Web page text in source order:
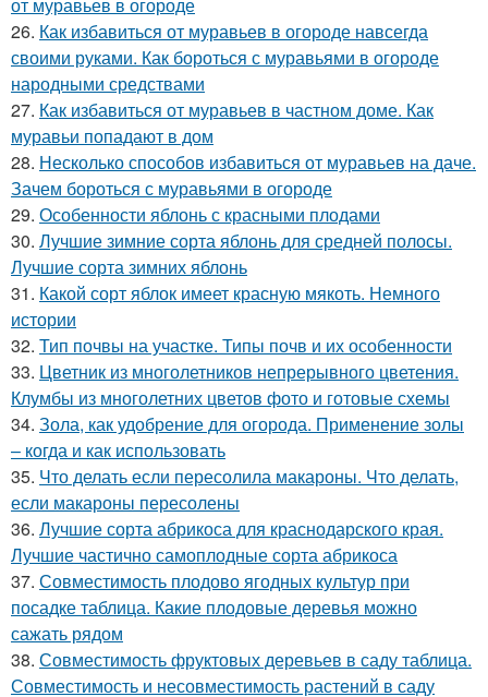
26. Как избавиться от муравьев в огороде навсегда
своими руками. Как бороться с муравьями в огороде
народными средствами
27. Как избавиться от муравьев в частном доме. Как
муравьи попадают в дом
28. Несколько способов избавиться от муравьев на даче.
Зачем бороться с муравьями в огороде
29. Особенности яблонь с красными плодами
30. Лучшие зимние сорта яблонь для средней полосы.
Лучшие сорта зимних яблонь
31. Какой сорт яблок имеет красную мякоть. Немного
истории
32. Тип почвы на участке. Типы почв и их особенности
33. Цветник из многолетников непрерывного цветения.
Клумбы из многолетних цветов фото и готовые схемы
34. Зола, как удобрение для огорода. Применение золы
– когда и как использовать
35. Что делать если пересолила макароны. Что делать,
если макароны пересолены
36. Лучшие сорта абрикоса для краснодарского края.
Лучшие частично самоплодные сорта абрикоса
37. Совместимость плодово ягодных культур при
посадке таблица. Какие плодовые деревья можно
сажать рядом
38. Совместимость фруктовых деревьев в саду таблица.
Совместимость и несовместимость растений в саду